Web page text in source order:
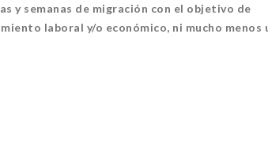
y semanas de migración con el objetivo de
laboral y/o económico, ni mucho menos